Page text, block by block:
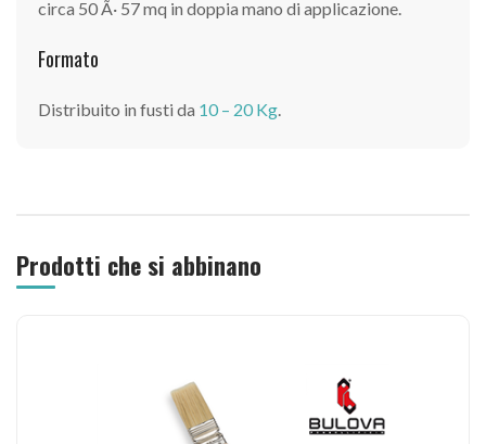
circa 50 Ã· 57 mq in doppia mano di applicazione.
Formato
Distribuito in fusti da 10 – 20 Kg.
Prodotti che si abbinano